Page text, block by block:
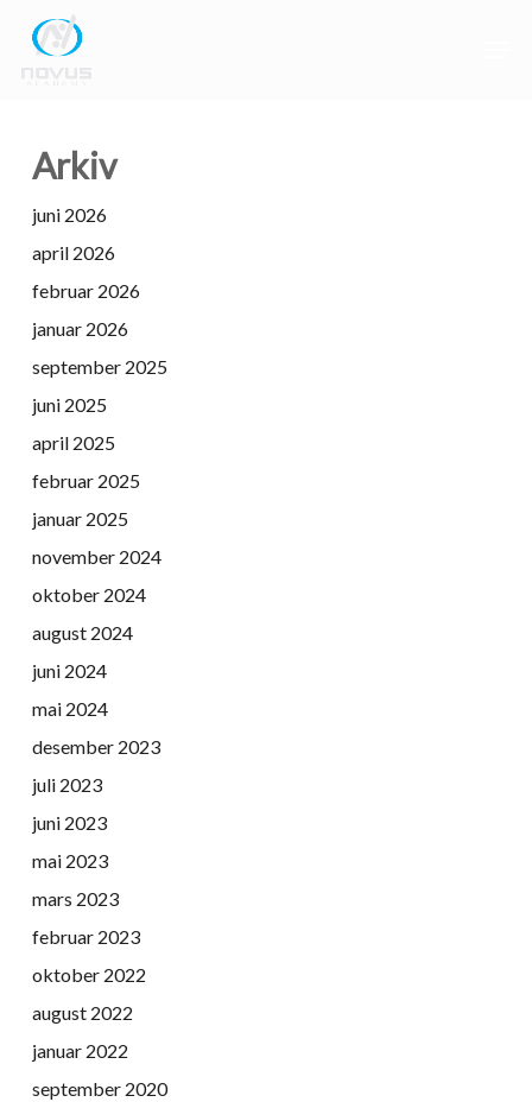
Arkiv
juni 2026
april 2026
februar 2026
januar 2026
september 2025
juni 2025
april 2025
februar 2025
januar 2025
november 2024
oktober 2024
august 2024
juni 2024
mai 2024
desember 2023
juli 2023
juni 2023
mai 2023
mars 2023
februar 2023
oktober 2022
august 2022
januar 2022
september 2020